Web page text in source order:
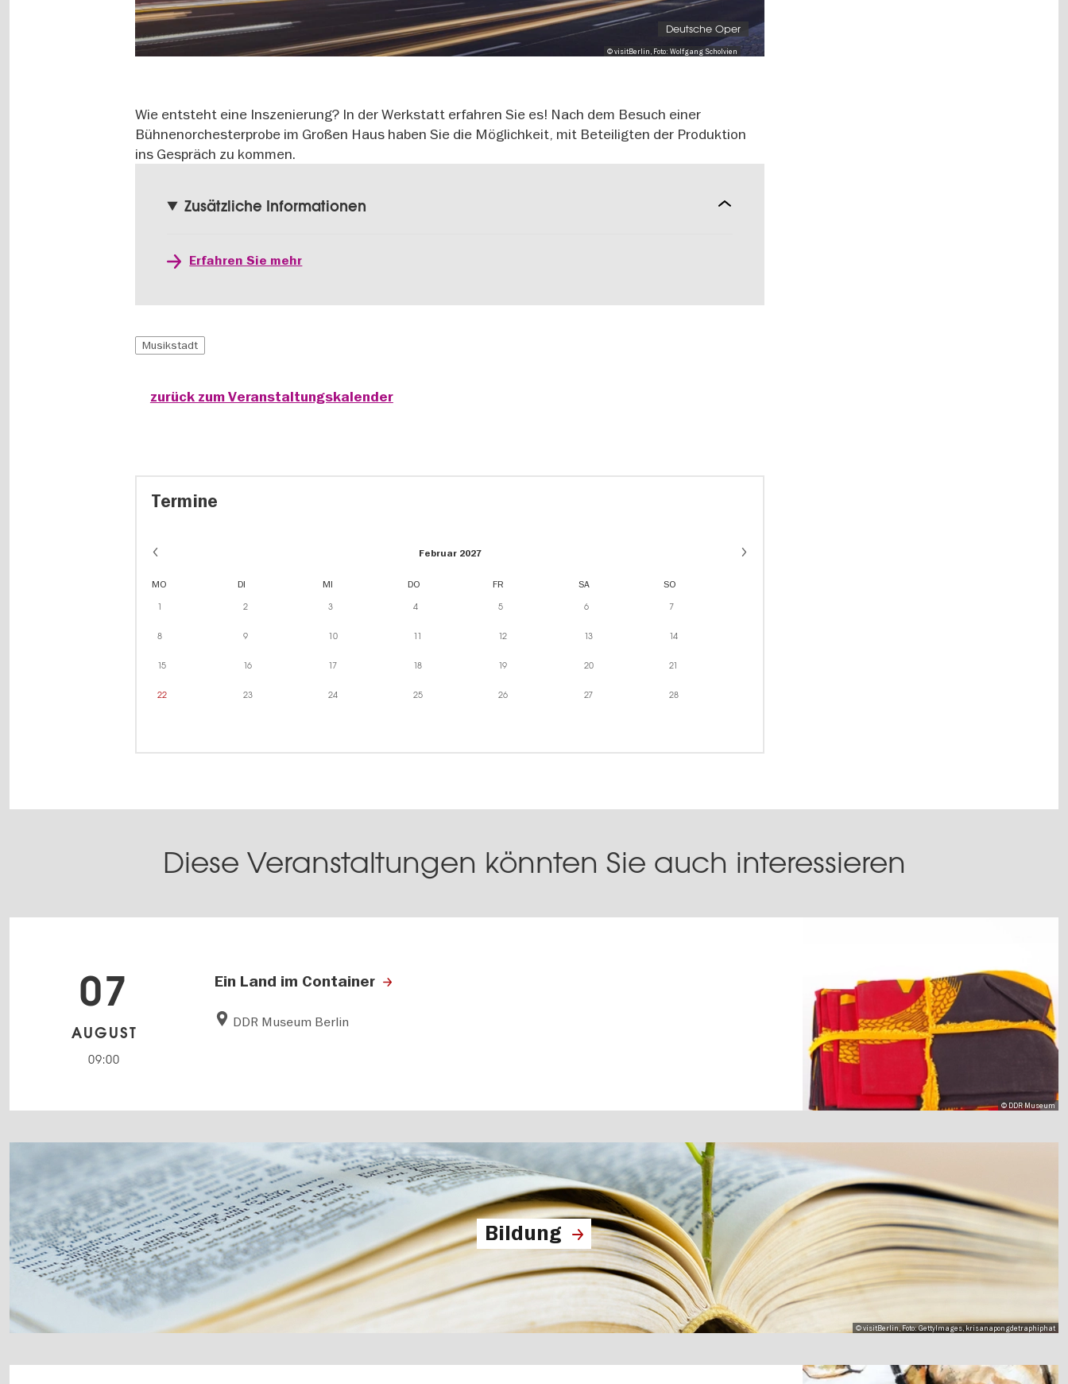
© visitBerlin, Foto: Wolfgang Scholvien
Deutsche Oper
Wie entsteht eine Inszenierung? In der Werkstatt erfahren Sie es! Nach dem Besuch einer
Bühnenorchesterprobe im Großen Haus haben Sie die Möglichkeit, mit Beteiligten der Produktion
ins Gespräch zu kommen.
Zusätzliche Informationen
Erfahren Sie mehr
Musikstadt
zurück zum Veranstaltungskalender
Termine
Februar 2027
MO DI MI DO FR SA SO
1 2 3 4 5 6 7
8 9 10 11 12 13 14
15 16 17 18 19 20 21
22 23 24 25 26 27 28
Diese Veranstaltungen könnten Sie auch interessieren
Ein Land im Container
DDR Museum Berlin
07
AUGUST
09:00
© DDR Museum
Bildung
© visitBerlin, Foto: GettyImages, krisanapongdetraphiphat